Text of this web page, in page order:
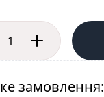
замовлення: